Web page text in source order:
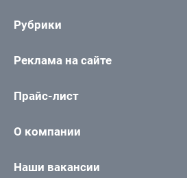
Рубрики
Реклама на сайте
Прайс-лист
О компании
Наши вакансии